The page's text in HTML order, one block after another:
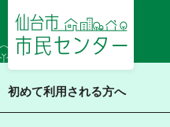
仙台市 市民センタ
ー
初めて利用される方へ